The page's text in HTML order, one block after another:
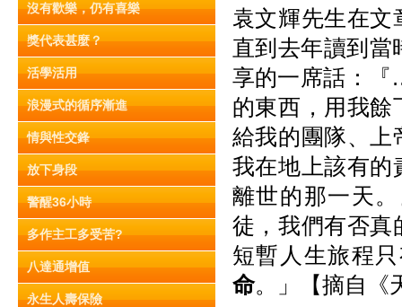
沒有歡樂，仍有喜樂
獎代表甚麼？
活學活用
浪漫式的循序漸進
情與性交鋒
放下身段
警醒36小時
多作主工多受苦?
八達通增值
永生人壽保險
袁文輝先生在文
直到去年讀到當
享的一席話：
的東西，用我餘
給我的團隊、上
我在地上該有的
離世的那一天
徒，我們有否真
短暫人生旅程
命。」【摘自《